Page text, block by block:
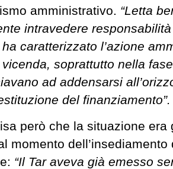
amministrativo. “Letta
intravedere
caratterizzato l’azione
soprattutto nella
ad addensarsi
del finanziamento”.
però che la situazione era
momento dell’insediamento
“Il Tar aveva già emesso